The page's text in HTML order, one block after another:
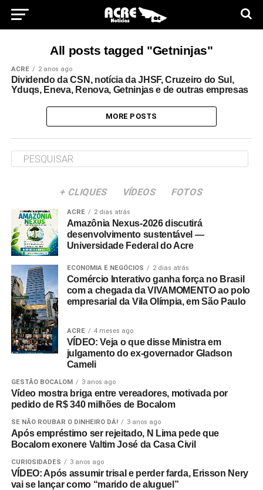
All posts tagged "Getninjas"
ACRE 2 anos ago
Dividendo da CSN, notícia da JHSF, Cruzeiro do Sul,
Yduqs, Eneva, Renova, Getninjas e de outras empresas
MORE POSTS
+ CLIQUES VÍDEOS FOTOS
ACRE 2 dias atrás
Amazônia Nexus-2026 discutirá
desenvolvimento sustentável —
Universidade Federal do Acre
ECONOMIA E NEGÓCIOS 2 dias atrás
Comércio Interativo ganha força no Brasil
com a chegada da VIVAMOMENTO ao polo
empresarial da Vila Olímpia, em São Paulo
ACRE 4 meses ago
VÍDEO: Veja o que disse Ministra em
julgamento do ex-governador Gladson
Cameli
GESTÃO BOCALOM 3 anos ago
Vídeo mostra briga entre vereadores, motivada por
pedido de R$ 340 milhões de Bocalom
SE NÃO ROUBAR O DINHEIRO DÁ! 3 anos ago
Após empréstimo ser rejeitado, N Lima pede que
Bocalom exonere Valtim José da Casa Civil
CURIOSIDADES 3 anos ago
VÍDEO: Após assumir trisal e perder farda, Erisson Nery
vai se lançar como “marido de aluguel”